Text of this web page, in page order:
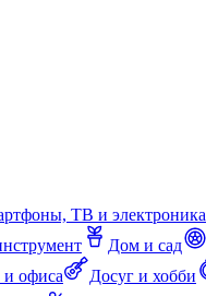
ТВ и электроника
Дом и сад
и офиса
Досуг и хобби